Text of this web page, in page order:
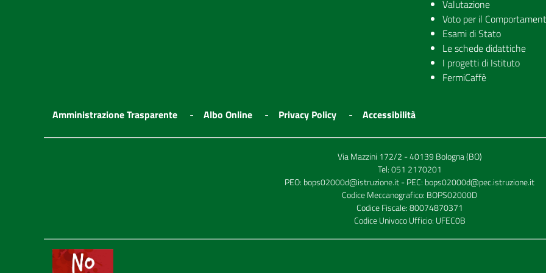
Valutazione
Voto per il
Esami di Stato
Le schede didattiche
I progetti di Istituto
FermiCaffè
Amministrazione Trasparente Albo Online Privacy Policy Accessibilità
Via Mazzini 172/2 - 40139 Bologna (BO)
Tel:051 2170201
PEO: bops02000d@istruzione.it- PEC: bops02000d@pec.istruzione.it
Codice Meccanografico: BOPS02000D
Codice Fiscale: 80074870371
Codice Univoco Ufficio: UFEC0B